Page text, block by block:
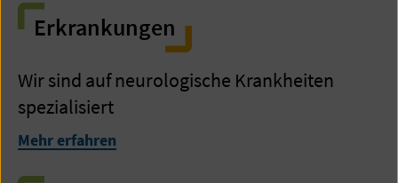
Erkrankungen
Wir sind auf neurologische Krankheiten
spezialisiert
Mehr erfahren